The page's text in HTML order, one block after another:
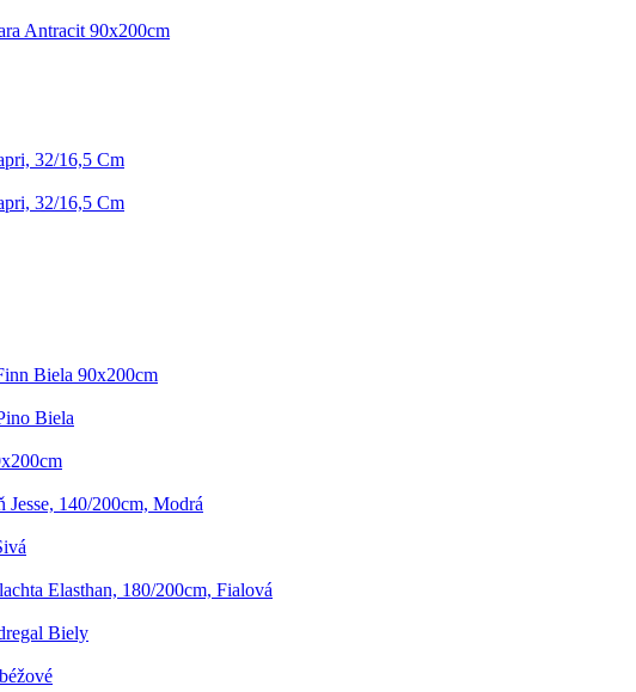
Antracit 90x200cm
32/16,5 Cm
32/16,5 Cm
Biela 90x200cm
Biela
Jesse, 140/200cm, Modrá
Elasthan, 180/200cm, Fialová
Biely